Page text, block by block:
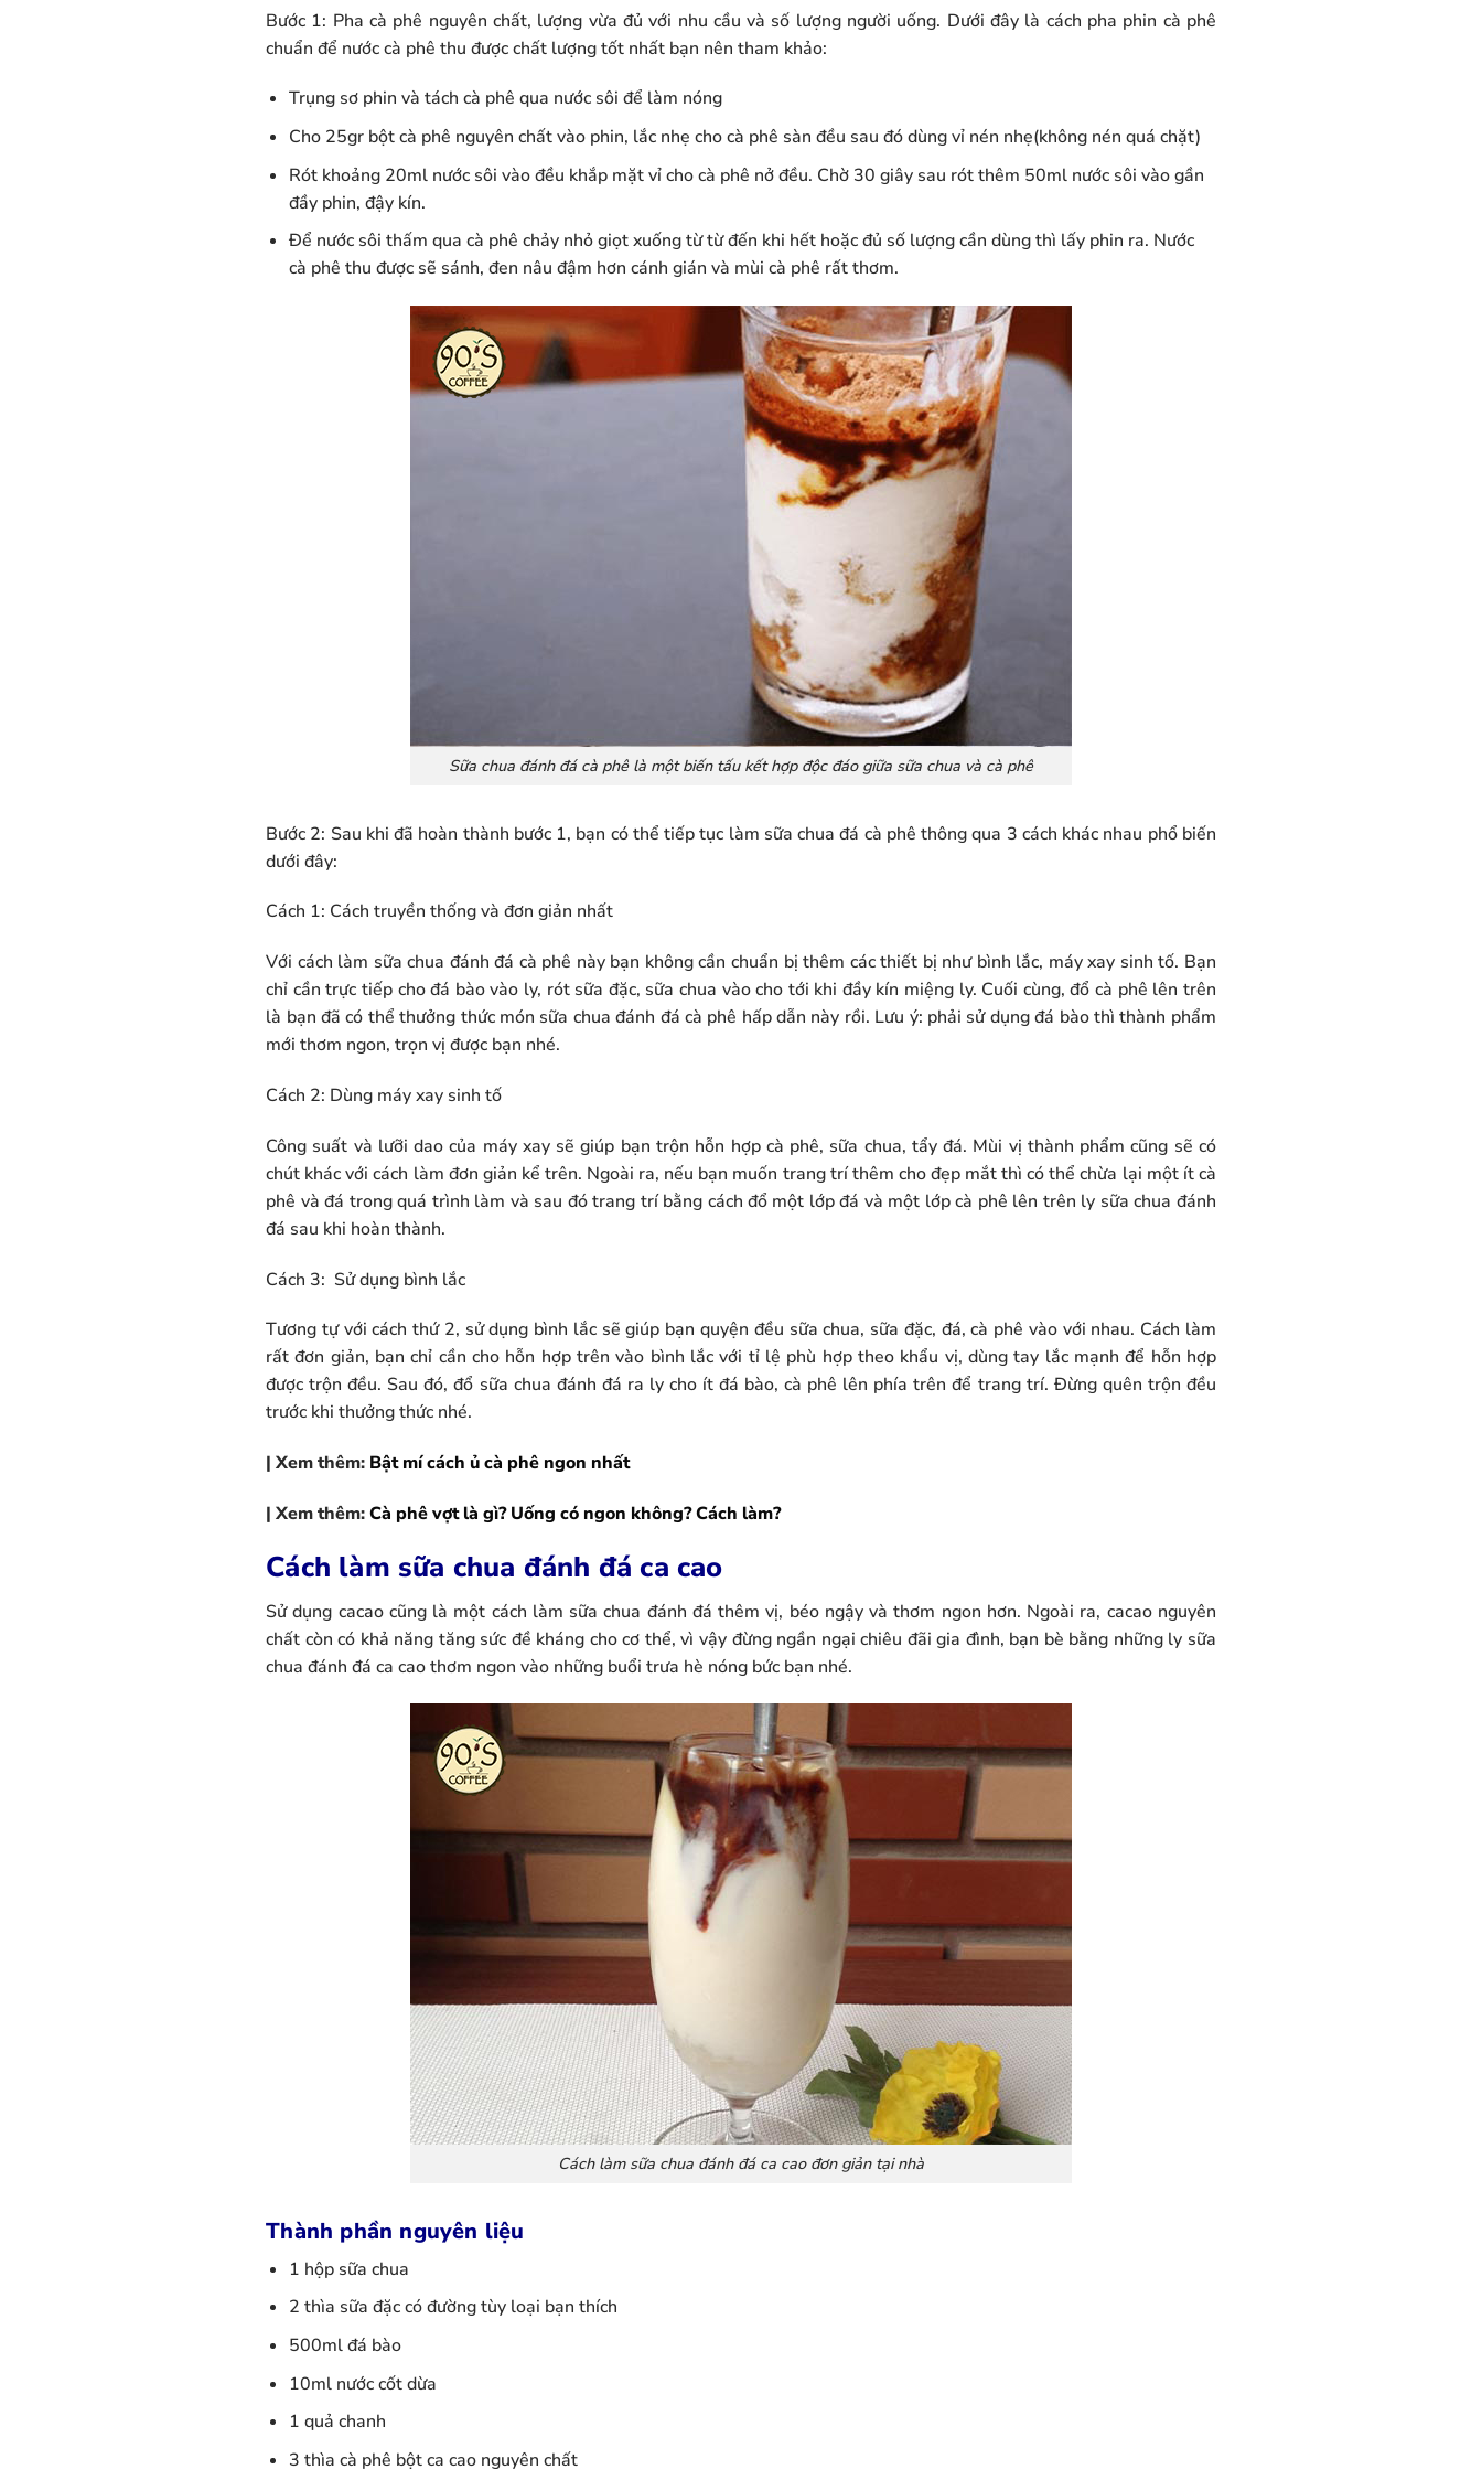
Bước 1: Pha cà phê nguyên chất, lượng vừa đủ với nhu cầu và số lượng người uống. Dưới đây là cách pha phin cà phê
chuẩn để nước cà phê thu được chất lượng tốt nhất bạn nên tham khảo:
Trụng sơ phin và tách cà phê qua nước sôi để làm nóng
Cho 25gr bột cà phê nguyên chất vào phin, lắc nhẹ cho cà phê sàn đều sau đó dùng vỉ nén nhẹ(không nén quá chặt)
Rót khoảng 20ml nước sôi vào đều khắp mặt vỉ cho cà phê nở đều. Chờ 30 giây sau rót thêm 50ml nước sôi vào gần
đầy phin, đậy kín.
Để nước sôi thấm qua cà phê chảy nhỏ giọt xuống từ từ đến khi hết hoặc đủ số lượng cần dùng thì lấy phin ra. Nước
cà phê thu được sẽ sánh, đen nâu đậm hơn cánh gián và mùi cà phê rất thơm.
Sữa chua đánh đá cà phê là một biến tấu kết hợp độc đáo giữa sữa chua và cà phê
Bước 2: Sau khi đã hoàn thành bước 1, bạn có thể tiếp tục làm sữa chua đá cà phê thông qua 3 cách khác nhau phổ biến
dưới đây:
Cách 1: Cách truyền thống và đơn giản nhất
Với cách làm sữa chua đánh đá cà phê này bạn không cần chuẩn bị thêm các thiết bị như bình lắc, máy xay sinh tố. Bạn
chỉ cần trực tiếp cho đá bào vào ly, rót sữa đặc, sữa chua vào cho tới khi đầy kín miệng ly. Cuối cùng, đổ cà phê lên trên
là bạn đã có thể thưởng thức món sữa chua đánh đá cà phê hấp dẫn này rồi. Lưu ý: phải sử dụng đá bào thì thành phẩm
mới thơm ngon, trọn vị được bạn nhé.
Cách 2: Dùng máy xay sinh tố
Công suất và lưỡi dao của máy xay sẽ giúp bạn trộn hỗn hợp cà phê, sữa chua, tẩy đá. Mùi vị thành phẩm cũng sẽ có
chút khác với cách làm đơn giản kể trên. Ngoài ra, nếu bạn muốn trang trí thêm cho đẹp mắt thì có thể chừa lại một ít cà
phê và đá trong quá trình làm và sau đó trang trí bằng cách đổ một lớp đá và một lớp cà phê lên trên ly sữa chua đánh
đá sau khi hoàn thành.
Cách 3: Sử dụng bình lắc
Tương tự với cách thứ 2, sử dụng bình lắc sẽ giúp bạn quyện đều sữa chua, sữa đặc, đá, cà phê vào với nhau. Cách làm
rất đơn giản, bạn chỉ cần cho hỗn hợp trên vào bình lắc với tỉ lệ phù hợp theo khẩu vị, dùng tay lắc mạnh để hỗn hợp
được trộn đều. Sau đó, đổ sữa chua đánh đá ra ly cho ít đá bào, cà phê lên phía trên để trang trí. Đừng quên trộn đều
trước khi thưởng thức nhé.
| Xem thêm: Bật mí cách ủ cà phê ngon nhất
| Xem thêm:Cà phê vợt là gì? Uống có ngon không? Cách làm?
Cách làm sữa chua đánh đá ca cao
Sử dụng cacao cũng là một cách làm sữa chua đánh đá thêm vị, béo ngậy và thơm ngon hơn. Ngoài ra, cacao nguyên
chất còn có khả năng tăng sức đề kháng cho cơ thể, vì vậy đừng ngần ngại chiêu đãi gia đình, bạn bè bằng những ly sữa
chua đánh đá ca cao thơm ngon vào những buổi trưa hè nóng bức bạn nhé.
Cách làm sữa chua đánh đá ca cao đơn giản tại nhà
Thành phần nguyên liệu
1 hộp sữa chua
2 thìa sữa đặc có đường tùy loại bạn thích
500ml đá bào
10ml nước cốt dừa
1 quả chanh
3 thìa cà phê bột ca cao nguyên chất